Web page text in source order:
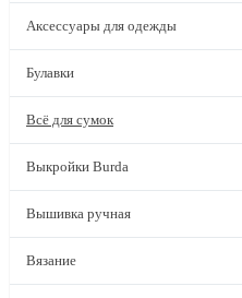
Аксессуары для одежды
Булавки
Всё для сумок
Выкройки Burda
Вышивка ручная
Вязание